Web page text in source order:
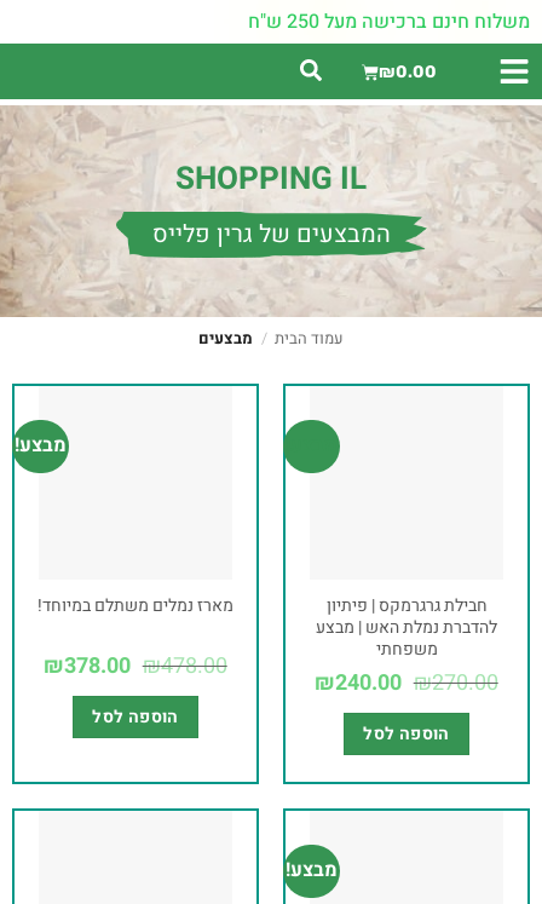
משלוח חינם ברכישה מעל 250 ש"ח
₪0.00
SHOPPING IL
המבצעים של גרין פלייס
עמוד הבית / מבצעים
מבצע!
חבילת גרגרמקס | פיתיון
להדברת נמלת האש | מבצע
משפחתי
₪270.00
₪240.00
הוספה לסל
מבצע!
מארז נמלים משתלם במיוחד!
₪478.00
₪378.00
הוספה לסל
מבצע!